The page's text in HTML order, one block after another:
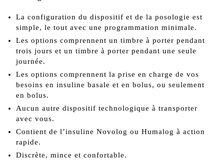
La configuration du dispositif et de la posologie est
simple, le tout avec une programmation minimale.
Les options comprennent un timbre à porter pendant
trois jours et un timbre à porter pendant une seule
journée.
Les options comprennent la prise en charge de vos
besoins en insuline basale et en bolus, ou seulement
en bolus.
Aucun autre dispositif technologique à transporter
avec vous.
Contient de l’insuline Novolog ou Humalog à action
rapide.
Discrète, mince et confortable.